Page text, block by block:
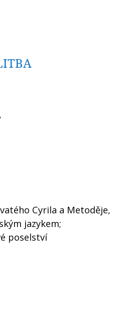
Cyrila a Metoděje,
jazykem;
poselství